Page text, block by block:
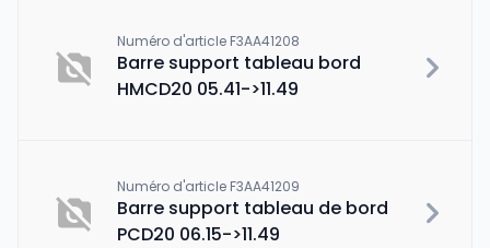
Numéro d'article F3AA41208
Barre support tableau bord
HMCD20 05.41->11.49
Numéro d'article F3AA41209
Barre support tableau de bord
PCD20 06.15->11.49